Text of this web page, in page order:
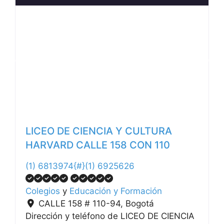
LICEO DE CIENCIA Y CULTURA
HARVARD CALLE 158 CON 110
(1) 6813974{#}(1) 6925626
Colegios y Educación y Formación
CALLE 158 # 110-94, Bogotá
Dirección y teléfono de LICEO DE CIENCIA